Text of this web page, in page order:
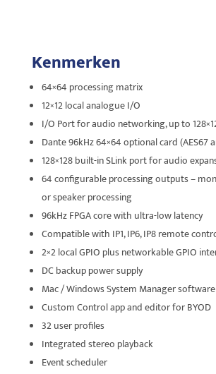
Kenmerken
64×64 processing matrix
12×12 local analogue I/O
I/O Port for audio networking, up to
Dante 96kHz 64×64 optional card (AES67
128×128 built-in SLink port for audio
64 configurable processing outputs –
or speaker processing
96kHz FPGA core with ultra-low latency
Compatible with IP1, IP6, IP8 remote
2×2 local GPIO plus networkable GPIO
DC backup power supply
Mac / Windows System Manager software
Custom Control app and editor for BYOD
32 user profiles
Integrated stereo playback
Event scheduler